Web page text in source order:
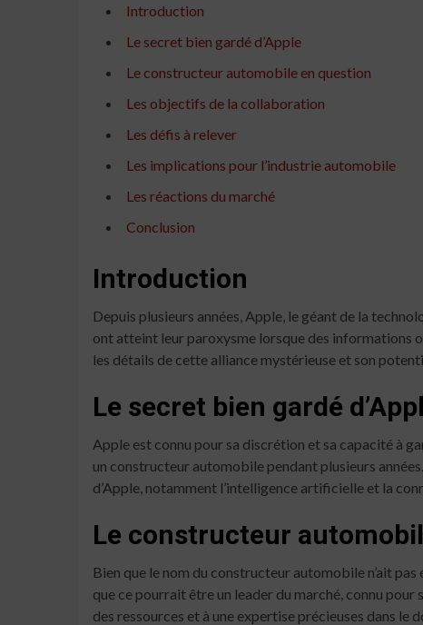
Introduction
Le secret bien gardé d’Apple
Le constructeur automobile en question
Les objectifs de la collaboration
Les défis à relever
Les implications pour l’industrie automobile
Les réactions du marché
Conclusion
Introduction
Depuis plusieurs années, Apple, le géant de la
ont atteint leur paroxysme lorsque des informations
les détails de cette alliance mystérieuse et son
Le secret bien gardé
Apple est connu pour sa discrétion et sa capacité à
un constructeur automobile pendant plusieurs
d’Apple, notamment l’intelligence artificielle et la
Le constructeur
Bien que le nom du constructeur automobile n’ait
que ce pourrait être un leader du marché, connu
des ressources et à une expertise précieuses dans le